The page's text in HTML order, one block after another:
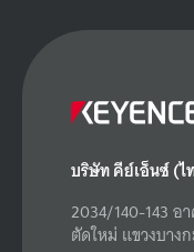
บริษัท คีย์เอ็นซ์ (
2034/140-143 อ
ตัดใหม่ แขวงบาง